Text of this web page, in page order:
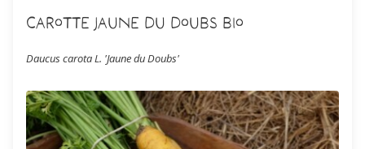
Carotte Jaune Du Doubs Bio
Daucus carota L. 'Jaune du Doubs'